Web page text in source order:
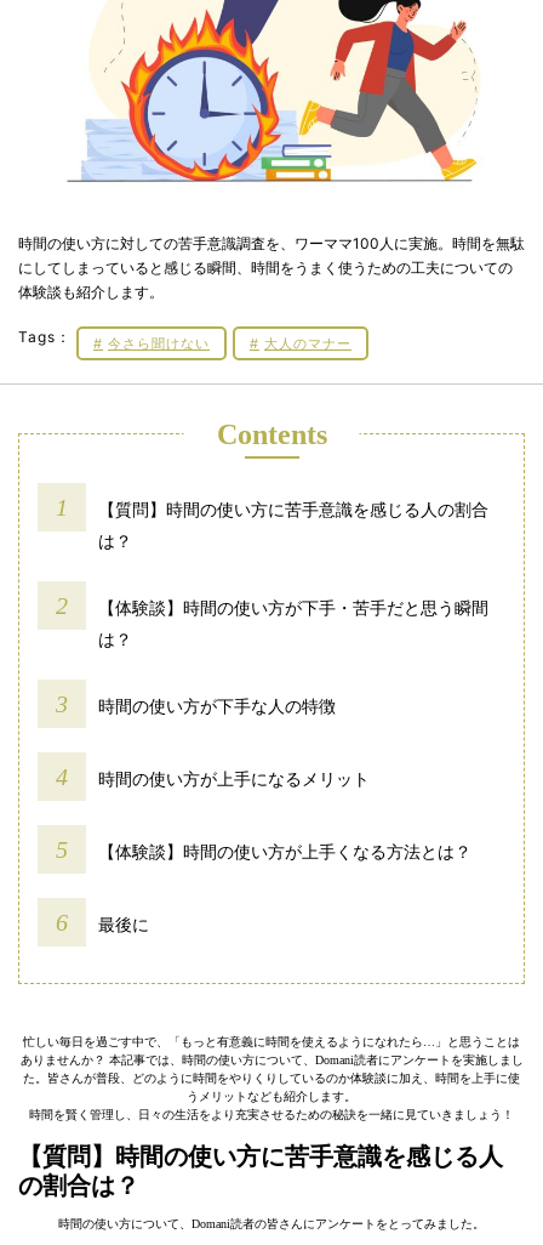
時間の使い方に対しての苦手意識調査を、ワーママ100人に実施。時間を無駄
にしてしまっていると感じる瞬間、時間をうまく使うための工夫についての
体験談も紹介します。
Tags： 今さら聞けない 大人のマナー
Contents
【質問】時間の使い方に苦手意識を感じる人の割合
は？
【体験談】時間の使い方が下手・苦手だと思う瞬間
は？
時間の使い方が下手な人の特徴
時間の使い方が上手になるメリット
【体験談】時間の使い方が上手くなる方法とは？
最後に
忙しい毎日を過ごす中で、「もっと有意義に時間を使えるようになれたら…」と思うことは
ありませんか？ 本記事では、時間の使い方について、Domani読者にアンケートを実施しまし
た。皆さんが普段、どのように時間をやりくりしているのか体験談に加え、時間を上手に使
うメリットなども紹介します。
時間を賢く管理し、日々の生活をより充実させるための秘訣を一緒に見ていきましょう！
【質問】時間の使い方に苦手意識を感じる人
の割合は？
時間の使い方について、Domani読者の皆さんにアンケートをとってみました。